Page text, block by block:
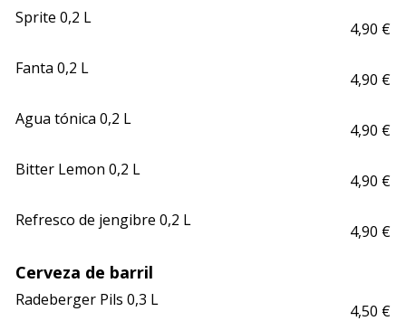
Sprite 0,2 L
4,90 €
Fanta 0,2 L
4,90 €
Agua tónica 0,2 L
4,90 €
Bitter Lemon 0,2 L
4,90 €
Refresco de jengibre 0,2 L
4,90 €
Cerveza de barril
Radeberger Pils 0,3 L
4,50 €